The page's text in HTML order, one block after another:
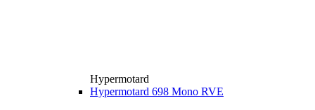
Hypermotard
Hypermotard 698 Mono RVE